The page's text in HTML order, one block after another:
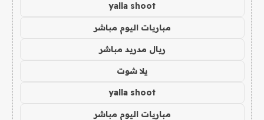
yalla shoot
مباريات اليوم مباشر
ريال مدريد مباشر
يلا شوت
yalla shoot
مباريات اليوم مباشر